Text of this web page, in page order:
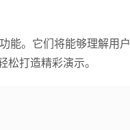
能。它们将能够理解用户
打造精彩演示。